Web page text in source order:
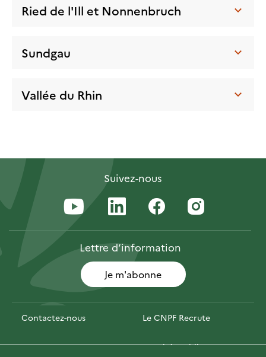
Ried de l'Ill et Nonnenbruch
Sundgau
Vallée du Rhin
Suivez-nous
Lettred’information
Je m'abonne
Contactez-nous Le CNPF Recrute
Espace presse Marchés publics